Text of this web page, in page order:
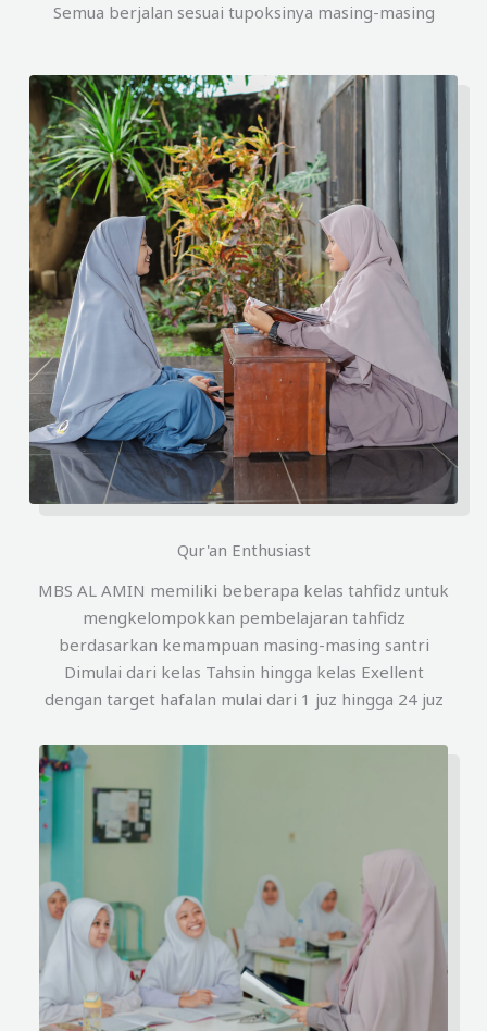
Semua berjalan sesuai tupoksinya masing-masing
Qur'an Enthusiast
MBS AL AMIN memiliki beberapa kelas tahfidz untuk
mengkelompokkan pembelajaran tahfidz
berdasarkan kemampuan masing-masing santri
Dimulai dari kelas Tahsin hingga kelas Exellent
dengan target hafalan mulai dari 1 juz hingga 24 juz